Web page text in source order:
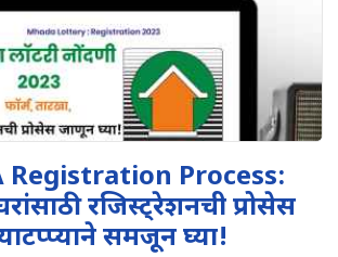
Registration Process:
रजिस्ट्रेशनची प्रोसेस
समजून घ्या!